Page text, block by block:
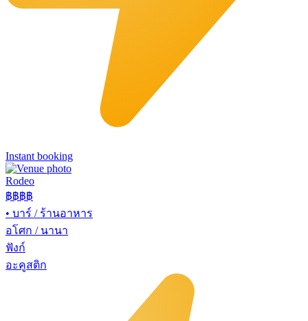
Instant booking
Rodeo
฿฿฿฿
• บาร์ / ร้านอาหาร
อโศก / นานา
ฟังก์
อะคูสติก